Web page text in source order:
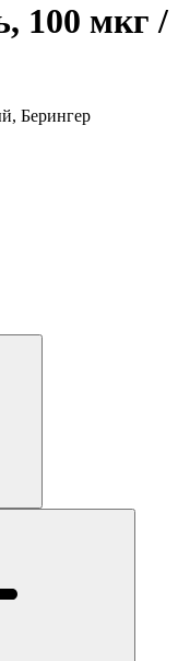
100 мкг /
Берингер